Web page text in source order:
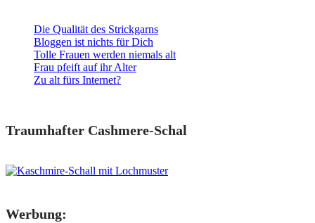
Die Qualität des Strickgarns
Bloggen ist nichts für Dich
Tolle Frauen werden niemals alt
Frau pfeift auf ihr Alter
Zu alt fürs Internet?
Traumhafter Cashmere-Schal
Werbung: